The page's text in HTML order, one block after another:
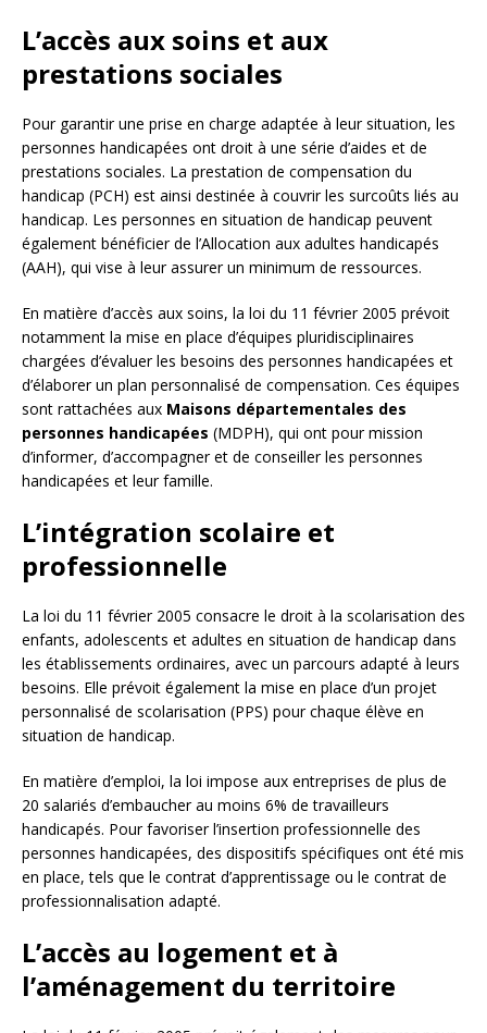
L’accès aux soins et aux
prestations sociales
Pour garantir une prise en charge adaptée à leur situation, les
personnes handicapées ont droit à une série d’aides et de
prestations sociales. La prestation de compensation du
handicap (PCH) est ainsi destinée à couvrir les surcoûts liés au
handicap. Les personnes en situation de handicap peuvent
également bénéficier de l’Allocation aux adultes handicapés
(AAH), qui vise à leur assurer un minimum de ressources.
En matière d’accès aux soins, la loi du 11 février 2005 prévoit
notamment la mise en place d’équipes pluridisciplinaires
chargées d’évaluer les besoins des personnes handicapées et
d’élaborer un plan personnalisé de compensation. Ces équipes
sont rattachées aux Maisons départementales des
personnes handicapées (MDPH), qui ont pour mission
d’informer, d’accompagner et de conseiller les personnes
handicapées et leur famille.
L’intégration scolaire et
professionnelle
La loi du 11 février 2005 consacre le droit à la scolarisation des
enfants, adolescents et adultes en situation de handicap dans
les établissements ordinaires, avec un parcours adapté à leurs
besoins. Elle prévoit également la mise en place d’un projet
personnalisé de scolarisation (PPS) pour chaque élève en
situation de handicap.
En matière d’emploi, la loi impose aux entreprises de plus de
20 salariés d’embaucher au moins 6% de travailleurs
handicapés. Pour favoriser l’insertion professionnelle des
personnes handicapées, des dispositifs spécifiques ont été mis
en place, tels que le contrat d’apprentissage ou le contrat de
professionnalisation adapté.
L’accès au logement et à
l’aménagement du territoire